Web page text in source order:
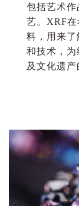
包括艺术作
艺。 XRF
料， 用来了
和技术 ， 为
及文化遗产